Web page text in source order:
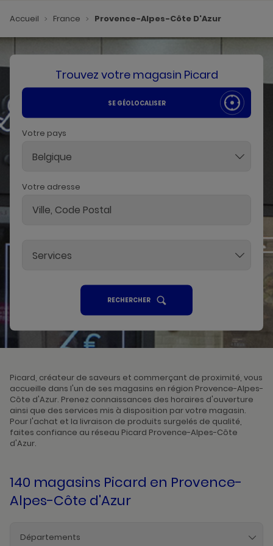
Accueil France Provence-Alpes-Côte D'Azur
Trouvez votre magasin Picard
SE GÉOLOCALISER
Votre pays
Belgique
Votre adresse
Services
RECHERCHERUN
POINT
VENTE
Picard, créateur de saveurs et commerçant de proximité, vous
accueille dans l'un de ses magasins en région Provence-Alpes-
Côte d'Azur. Prenez connaissances des horaires d'ouverture
ainsi que des services mis à disposition par votre magasin.
Pour l'achat et la livraison de produits surgelés de qualité,
faites confiance au réseau Picard Provence-Alpes-Côte
d'Azur.
140 magasins Picard en Provence-
Alpes-Côte d'Azur
Départements